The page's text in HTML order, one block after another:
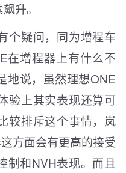
升。
个疑问，同为增程车
在增程器上有什么不
地说，虽然理想ONE
验上其实表现还算可
较排斥这个事情，岚
方面会有更高的接受
制和NVH表现。而且